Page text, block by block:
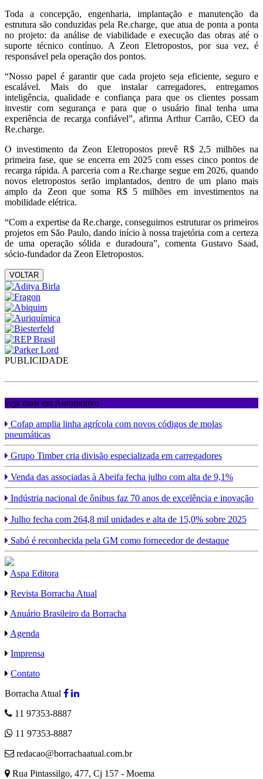
Toda a concepção, engenharia, implantação e manutenção da
estrutura são conduzidas pela Re.charge, que atua de ponta a ponta
no projeto: da análise de viabilidade e execução das obras até o
suporte técnico contínuo. A Zeon Eletropostos, por sua vez, é
responsável pela operação dos pontos.
“Nosso papel é garantir que cada projeto seja eficiente, seguro e
escalável. Mais do que instalar carregadores, entregamos
inteligência, qualidade e confiança para que os clientes possam
investir com segurança e para que o usuário final tenha uma
experiência de recarga confiável”, afirma Arthur Carrão, CEO da
Re.charge.
O investimento da Zeon Eletropostos prevê R$ 2,5 milhões na
primeira fase, que se encerra em 2025 com esses cinco pontos de
recarga rápida. A parceria com a Re.charge segue em 2026, quando
novos eletropostos serão implantados, dentro de um plano mais
amplo da Zeon que soma R$ 5 milhões em investimentos na
mobilidade elétrica.
“Com a expertise da Re.charge, conseguimos estruturar os primeiros
projetos em São Paulo, dando início à nossa trajetória com a certeza
de uma operação sólida e duradoura”, comenta Gustavo Saad,
sócio-fundador da Zeon Eletropostos.
VOLTAR
PUBLICIDADE
veja mais em Automotivo
Cofap amplia linha agrícola com novos códigos de molas
pneumáticas
Grupo Timber cria divisão especializada em carregadores
Venda das associadas à Abeifa fecha julho com alta de 9,1%
Indústria nacional de ônibus faz 70 anos de excelência e inovação
Julho fecha com 264,8 mil unidades e alta de 15,0% sobre 2025
Sabó é reconhecida pela GM como fornecedor de destaque
Aspa Editora
Revista Borracha Atual
Anuário Brasileiro da Borracha
Agenda
Imprensa
Contato
Borracha Atual
11 97353-8887
11 97353-8887
redacao@borrachaatual.com.br
Rua Pintassilgo, 477, Cj 157 - Moema